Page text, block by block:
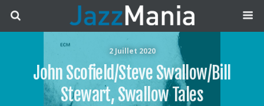
2 Juillet 2020
John Scofield/Steve Swallow/Bill
Stewart, Swallow Tales